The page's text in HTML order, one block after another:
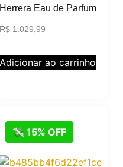
Herrera Eau de Parfum
R$ 1.029,99
Adicionar ao carrinho
💸 15% OFF